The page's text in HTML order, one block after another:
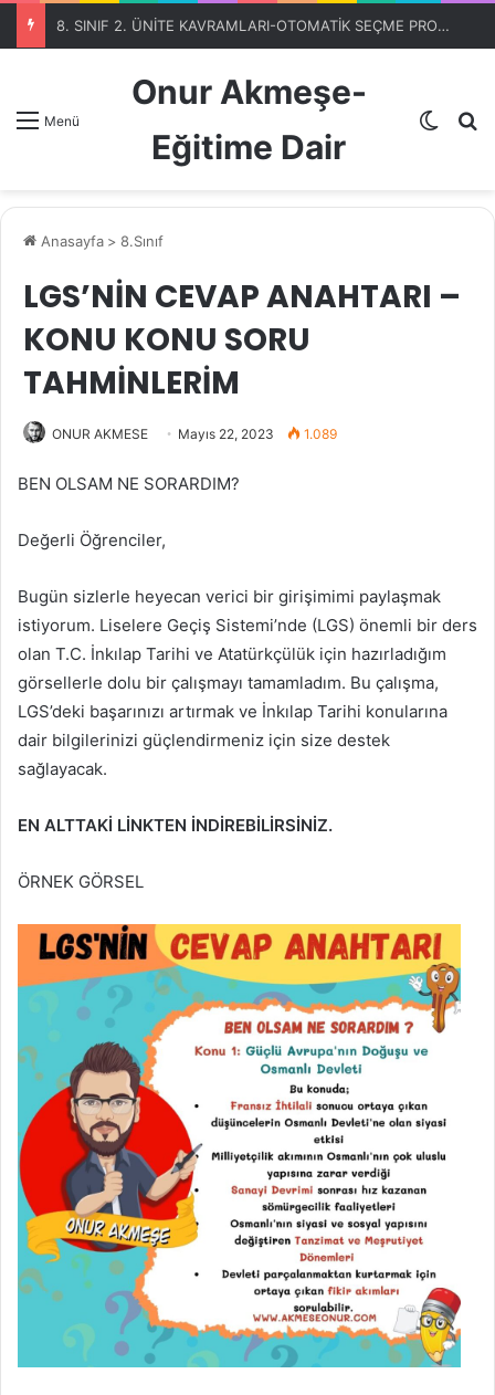
8. SINIF 2. ÜNİTE KAVRAMLARI-OTOMATİK SEÇME PROGRAMIBölüm 1
Menü
Onur Akmeşe-
Eğitime Dair
Dış
Anasayfa > 8.Sınıf
LGS’NİN CEVAP ANAHTARI –
KONU KONU SORU
TAHMİNLERİM
ONUR AKMESE Mayıs 22, 2023 1.089
BEN OLSAM NE SORARDIM?
Değerli Öğrenciler,
Bugün sizlerle heyecan verici bir girişimimi paylaşmak
istiyorum. Liselere Geçiş Sistemi’nde (LGS) önemli bir ders
olan T.C. İnkılap Tarihi ve Atatürkçülük için hazırladığım
görsellerle dolu bir çalışmayı tamamladım. Bu çalışma,
LGS’deki başarınızı artırmak ve İnkılap Tarihi konularına
dair bilgilerinizi güçlendirmeniz için size destek
sağlayacak.
EN ALTTAKİ LİNKTEN İNDİREBİLİRSİNİZ.
ÖRNEK GÖRSEL